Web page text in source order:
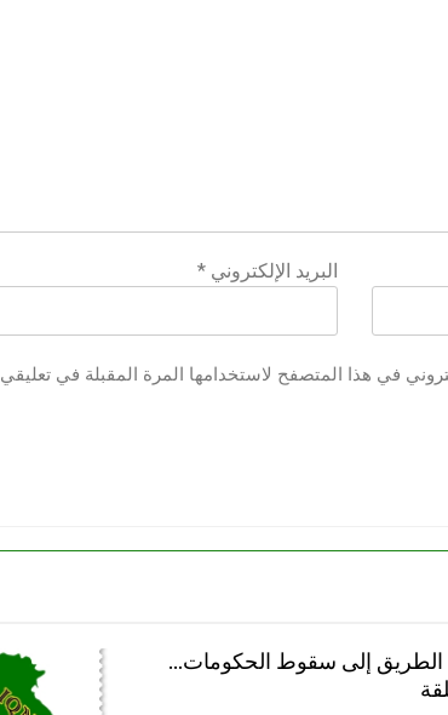
البريد الإلكتروني*
في هذا المتصفح لاستخدامها المرة المقبلة في تعليقي.
الطريق إلى سقوط الحكومات…